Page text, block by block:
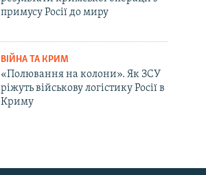
примусу Росії до миру
ВІЙНА ТА КРИМ
«Полювання на колони». Як ЗСУ
ріжуть військову логістику Росії в
Криму